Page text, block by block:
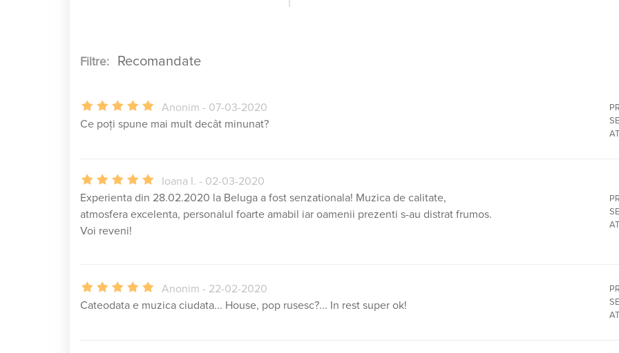
Filtre:
Anonim - 07-03-2020
Ce poți spune mai mult decât minunat?
Ioana I. - 02-03-2020
Experienta din 28.02.2020 la Beluga a fost senzationala! Muzica de calitate,
atmosfera excelenta, personalul foarte amabil iar oamenii prezenti s-au distrat frumos.
Voi reveni!
Anonim - 22-02-2020
Cateodata e muzica ciudata... House, pop rusesc?... In rest super ok!